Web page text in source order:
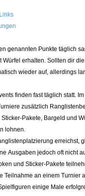
genannten Punkte täglich
erhalten. Sollten dir die
wieder auf, allerdings
finden fast täglich statt.
zusätzlich
Pakete, Bargeld und
lohnen.
erreichst,
Ausgaben jedoch oft nicht
und Sticker-Pakete
Teilnahme an einem Turnier
einige Male